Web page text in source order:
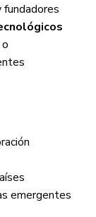
emergentes